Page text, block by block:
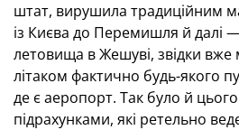
штат, вирушила традиційним
із Києва до Перемишля й далі
летовища в Жешуві, звідки вже
літаком фактично будь-якого
де є аеропорт. Так було й
підрахунками, які ретельно